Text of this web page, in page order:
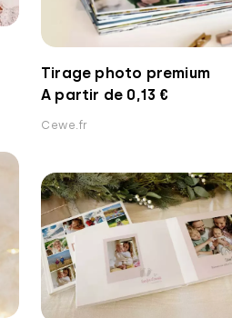
Tirage photo premium
A partir de 0,13 €
Cewe.fr